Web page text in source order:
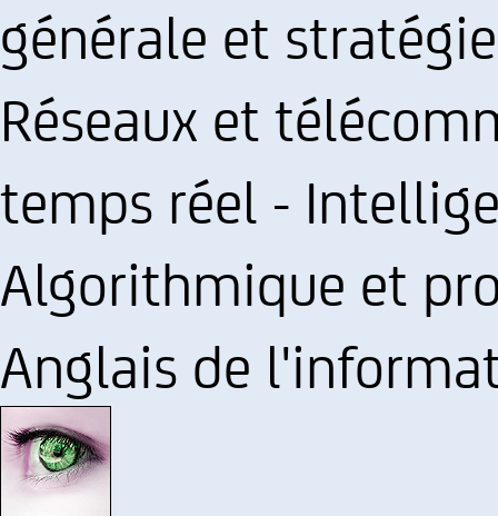
générale et
Réseaux et
temps réel -
Algorithmique et
Anglais de